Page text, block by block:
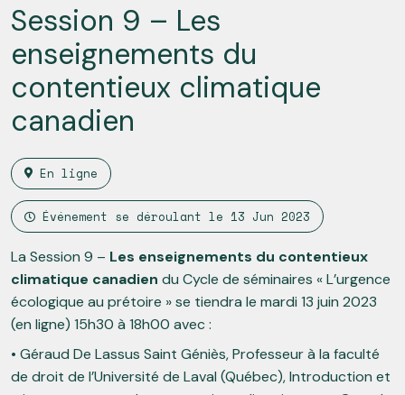
Session 9 – Les
enseignements du
contentieux climatique
canadien
En ligne
Événement se déroulant le 13 Jun 2023
La Session 9 – Les enseignements du contentieux
climatique canadien du Cycle de séminaires « L’urgence
écologique au prétoire » se tiendra le mardi 13 juin 2023
(en ligne) 15h30 à 18h00 avec :
• Géraud De Lassus Saint Géniès, Professeur à la faculté
de droit de l’Université de Laval (Québec), Introduction et